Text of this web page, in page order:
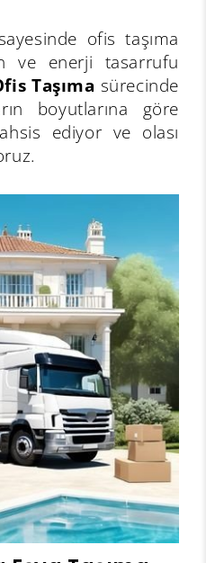
ofis taşıma
ve enerji tasarrufu
Taşıma sürecinde
boyutlarına göre
ediyor ve olası